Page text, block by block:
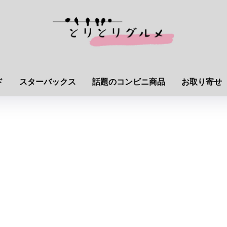
スターバックス 話題のコンビニ商品 お取り寄せ